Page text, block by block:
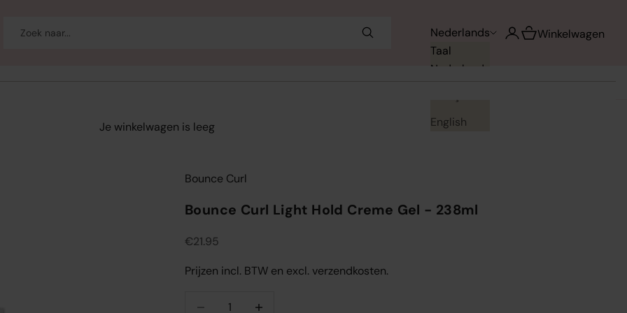
Nederlands
Taal
Nederlands
English
Accountpagina openen
Winkelwagen
Winkelwagen
Je winkelwagen is leeg
Bounce Curl
Bounce Curl Light Hold Creme Gel - 238ml
Aanbiedingsprijs
€21.95
Prijzen incl. BTW en excl. verzendkosten.
Aantal verlagen